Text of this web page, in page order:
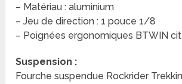
– Matériau : aluminium
– Jeu de direction : 1 pouce 1/8
– Poignées ergonomiques BTWIN
Suspension :
Fourche suspendue Rockrider